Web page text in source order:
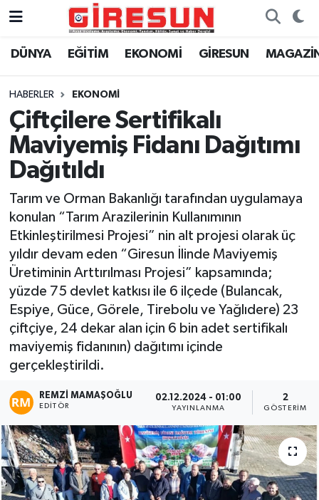
DÜNYA EĞİTİM EKONOMİ GİRESUN
HABERLER EKONOMİ
Çiftçilere Sertifikalı
Maviyemiş Fidanı Dağıtımı
Dağıtıldı
Tarım ve Orman Bakanlığı tarafından uygulamaya
konulan “Tarım Arazilerinin Kullanımının
Etkinleştirilmesi Projesi” nin alt projesi olarak üç
yıldır devam eden “Giresun İlinde Maviyemiş
Üretiminin Arttırılması Projesi” kapsamında;
yüzde 75 devlet katkısı ile 6 ilçede (Bulancak,
Espiye, Güce, Görele, Tirebolu ve Yağlıdere) 23
çiftçiye, 24 dekar alan için 6 bin adet sertifikalı
maviyemiş fidanının) dağıtımı içinde
gerçekleştirildi.
REMZI MAMAŞOĞLU
EDITÖR
02.12.2024 - 01:00
YAYINLANMA
2
GÖSTERIM
Hava Durumu
Trafik Durumu
Süper Lig Puan Durumu ve Fikstür
Tüm Manşetler
Son Dakika Haberleri
Haber Arşivi